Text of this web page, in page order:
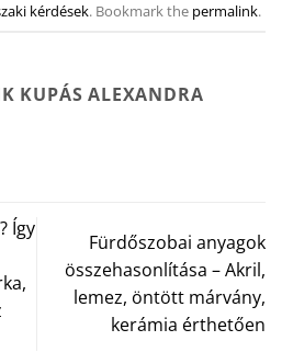
kérdések. Bookmark the permalink.
KUPÁS ALEXANDRA
Így
Fürdőszobai anyagok
összehasonlítása – Akril,
lemez, öntött márvány,
kerámia érthetően